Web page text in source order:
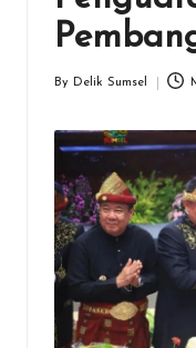
By Delik Sumsel